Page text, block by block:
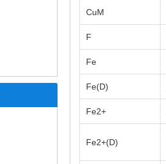
CuM
F
Fe
Fe(D)
Fe2+
Fe2+(D)